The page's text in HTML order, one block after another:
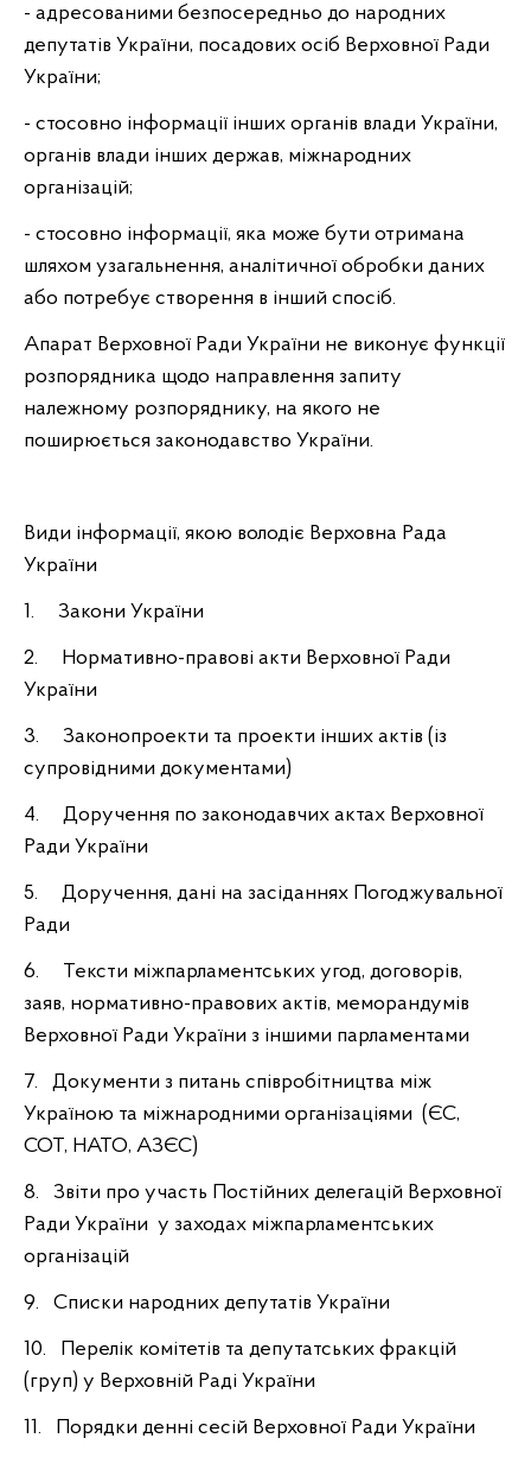
- адресованими безпосередньо до народних
депутатів України, посадових осіб Верховної Ради
України;
- стосовно інформації інших органів влади України,
органів влади інших держав, міжнародних
організацій;
- стосовно інформації, яка може бути отримана
шляхом узагальнення, аналітичної обробки даних
або потребує створення в інший спосіб.
Апарат Верховної Ради України не виконує функції
розпорядника щодо направлення запиту
належному розпоряднику, на якого не
поширюється законодавство України.
Види інформації, якою володіє Верховна Рада
України
1. Закони України
2. Нормативно-правові акти Верховної Ради
України
3. Законопроекти та проекти інших актів (із
супровідними документами)
4. Доручення по законодавчих актах Верховної
Ради України
5. Доручення, дані на засіданнях Погоджувальної
Ради
6. Тексти міжпарламентських угод, договорів,
заяв, нормативно-правових актів, меморандумів
Верховної Ради України з іншими парламентами
7. Документи з питань співробітництва між
Україною та міжнародними організаціями (ЄС,
СОТ, НАТО, АЗЄС)
8. Звіти про участь Постійних делегацій Верховної
Ради України у заходах міжпарламентських
організацій
9. Списки народних депутатів України
10. Перелік комітетів та депутатських фракцій
(груп) у Верховній Раді України
11. Порядки денні сесій Верховної Ради України